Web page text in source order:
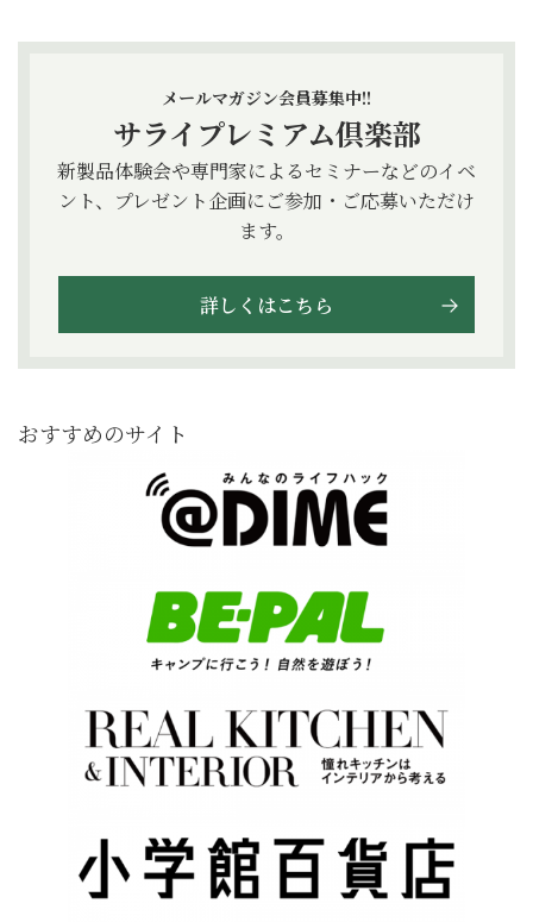
メールマガジン会員募集中!!
サライプレミアム倶楽部
新製品体験会や専門家によるセミナーなどのイベ
ント、プレゼント企画にご参加・ご応募いただけ
ます。
詳しくはこちら
おすすめのサイト